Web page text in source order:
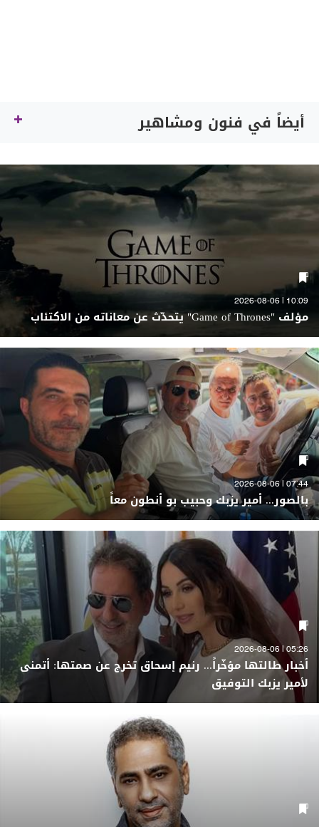
أيضاً في فنون ومشاهير
10:09 | 2026-08-06
مؤلف "Game of Thrones" يتحدّث عن معاناته من الاكتئاب
07:44 | 2026-08-06
بالصور... أمير يزبك وحبيب بو أنطون معاً
05:26 | 2026-08-06
أخبار طالتها مؤخّراً... رنيم إسحاق تخرج عن صمتها: أتمنى
لأمير يزبك التوفيق